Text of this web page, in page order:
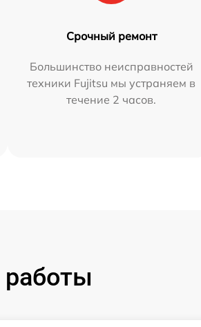
Срочный ремонт
Большинство неисправностей
техники Fujitsu мы устраняем в
течение 2 часов.